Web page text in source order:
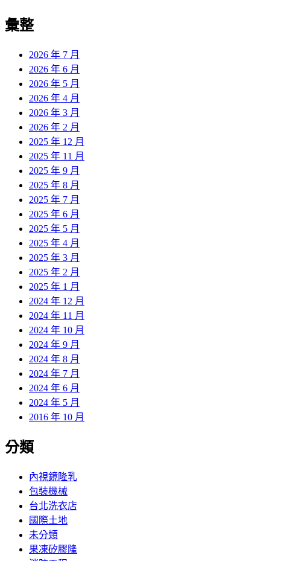
彙整
2026 年 7 月
2026 年 6 月
2026 年 5 月
2026 年 4 月
2026 年 3 月
2026 年 2 月
2025 年 12 月
2025 年 11 月
2025 年 9 月
2025 年 8 月
2025 年 7 月
2025 年 6 月
2025 年 5 月
2025 年 4 月
2025 年 3 月
2025 年 2 月
2025 年 1 月
2024 年 12 月
2024 年 11 月
2024 年 10 月
2024 年 9 月
2024 年 8 月
2024 年 7 月
2024 年 6 月
2024 年 5 月
2016 年 10 月
分類
內視鏡隆乳
包裝機械
台北洗衣店
國際土地
未分類
果凍矽膠隆